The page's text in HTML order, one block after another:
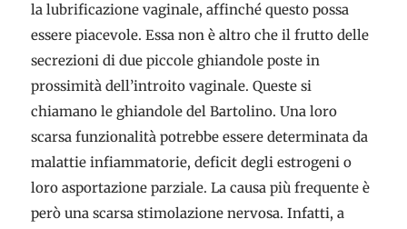
la lubrificazione vaginale, affinché questo possa
essere piacevole. Essa non è altro che il frutto delle
secrezioni di due piccole ghiandole poste in
prossimità dell’introito vaginale. Queste si
chiamano le ghiandole del Bartolino. Una loro
scarsa funzionalità potrebbe essere determinata da
malattie infiammatorie, deficit degli estrogeni o
loro asportazione parziale. La causa più frequente è
però una scarsa stimolazione nervosa. Infatti, a